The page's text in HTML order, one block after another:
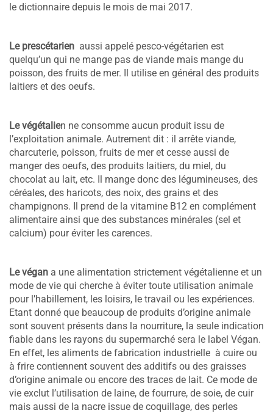
le dictionnaire depuis le mois de mai 2017.
Le prescétarien aussi appelé pesco-végétarien est
quelqu’un qui ne mange pas de viande mais mange du
poisson, des fruits de mer. Il utilise en général des produits
laitiers et des oeufs.
Le végétalien ne consomme aucun produit issu de
l’exploitation animale. Autrement dit : il arrête viande,
charcuterie, poisson, fruits de mer et cesse aussi de
manger des oeufs, des produits laitiers, du miel, du
chocolat au lait, etc. Il mange donc des légumineuses, des
céréales, des haricots, des noix, des grains et des
champignons. Il prend de la vitamine B12 en complément
alimentaire ainsi que des substances minérales (sel et
calcium) pour éviter les carences.
Le végan a une alimentation strictement végétalienne et un
mode de vie qui cherche à éviter toute utilisation animale
pour l’habillement, les loisirs, le travail ou les expériences.
Etant donné que beaucoup de produits d’origine animale
sont souvent présents dans la nourriture, la seule indication
fiable dans les rayons du supermarché sera le label Végan.
En effet, les aliments de fabrication industrielle à cuire ou
à frire contiennent souvent des additifs ou des graisses
d’origine animale ou encore des traces de lait. Ce mode de
vie exclut l’utilisation de laine, de fourrure, de soie, de cuir
mais aussi de la nacre issue de coquillage, des perles